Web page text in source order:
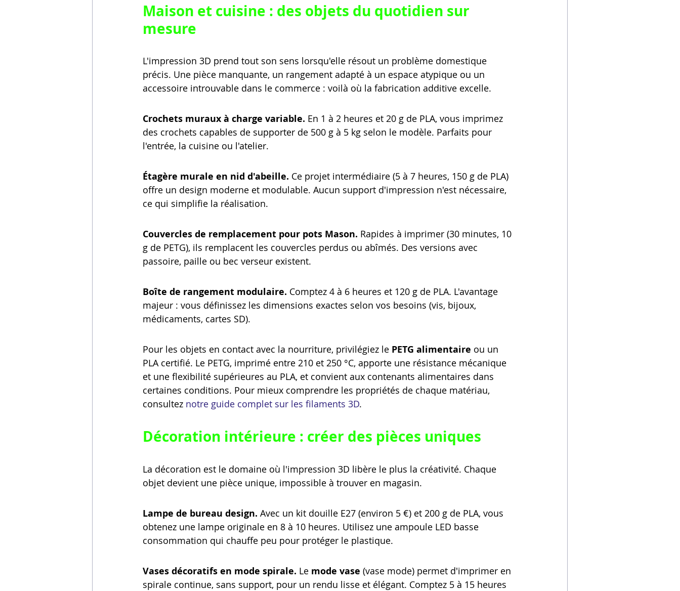
Maison et cuisine : des objets du quotidien sur
mesure
L'impression 3D prend tout son sens lorsqu'elle résout un problème domestique
précis. Une pièce manquante, un rangement adapté à un espace atypique ou un
accessoire introuvable dans le commerce : voilà où la fabrication additive excelle.
Crochets muraux à charge variable. En 1 à 2 heures et 20 g de PLA, vous imprimez
des crochets capables de supporter de 500 g à 5 kg selon le modèle. Parfaits pour
l'entrée, la cuisine ou l'atelier.
Étagère murale en nid d'abeille. Ce projet intermédiaire (5 à 7 heures, 150 g de PLA)
offre un design moderne et modulable. Aucun support d'impression n'est nécessaire,
ce qui simplifie la réalisation.
Couvercles de remplacement pour pots Mason. Rapides à imprimer (30 minutes, 10
g de PETG), ils remplacent les couvercles perdus ou abîmés. Des versions avec
passoire, paille ou bec verseur existent.
Boîte de rangement modulaire. Comptez 4 à 6 heures et 120 g de PLA. L'avantage
majeur : vous définissez les dimensions exactes selon vos besoins (vis, bijoux,
médicaments, cartes SD).
Pour les objets en contact avec la nourriture, privilégiez le PETG alimentaire ou un
PLA certifié. Le PETG, imprimé entre 210 et 250 °C, apporte une résistance mécanique
et une flexibilité supérieures au PLA, et convient aux contenants alimentaires dans
certaines conditions. Pour mieux comprendre les propriétés de chaque matériau,
consultez notre guide complet sur les filaments 3D.
Décoration intérieure : créer des pièces uniques
La décoration est le domaine où l'impression 3D libère le plus la créativité. Chaque
objet devient une pièce unique, impossible à trouver en magasin.
Lampe de bureau design. Avec un kit douille E27 (environ 5 €) et 200 g de PLA, vous
obtenez une lampe originale en 8 à 10 heures. Utilisez une ampoule LED basse
consommation qui chauffe peu pour protéger le plastique.
Vases décoratifs en mode spirale. Le mode vase (vase mode) permet d'imprimer en
spirale continue, sans support, pour un rendu lisse et élégant. Comptez 5 à 15 heures